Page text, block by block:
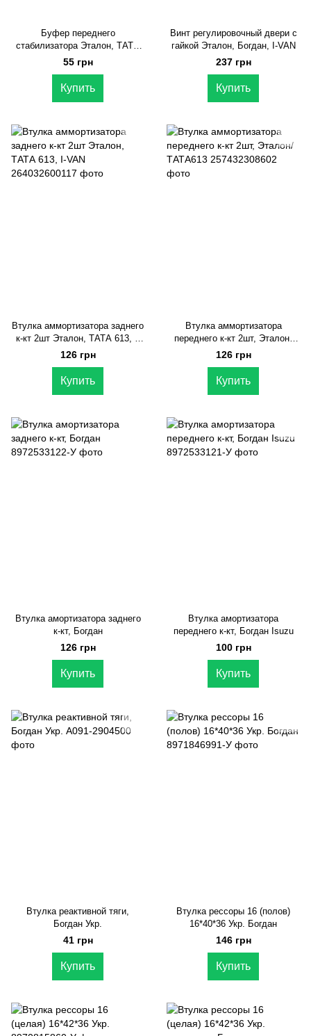
Буфер переднего
стабилизатора Эталон, ТАТА
613, I-VAN
55 грн
Купить
Винт регулировочный двери с
гайкой Эталон, Богдан, I-VAN
237 грн
Купить
Втулка аммортизатора заднего
к-кт 2шт Эталон, ТАТА 613, I-
VAN
126 грн
Купить
Втулка аммортизатора
переднего к-кт 2шт, Эталон/
ТАТА613
126 грн
Купить
Втулка амортизатора заднего
к-кт, Богдан
126 грн
Купить
Втулка амортизатора
переднего к-кт, Богдан Isuzu
100 грн
Купить
Втулка реактивной тяги,
Богдан Укр.
41 грн
Купить
Втулка рессоры 16 (полов)
16*40*36 Укр. Богдан
146 грн
Купить